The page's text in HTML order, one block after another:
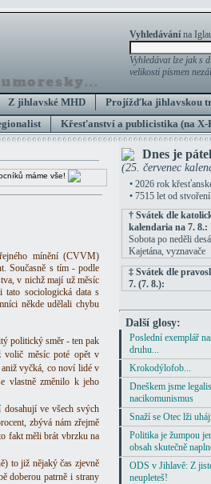
Vyhledávánína
Vyhledávat lze jak s
velikosti písmen
Z jihlavské MHD
Projížďka jihlavskou
Křesťanství a publicistika (na X-
máme vše!
mínění (CVVM)
Současně s tím - podle
v nichž mají už měsíc
sociologická data s
někde udělali chybu
politický směr - ten pak
měsíc poté opět v
vyčká, co noví lidé v
vlastně změnilo k jeho
ve všech svých
zbývá nám zřejmě
fakt měli brát vbrzku na
to již nějaký čas zjevně
doberou patrně i strany
Dnes je
(25. červenec
• 2026 rok
• 7515 let od
† Svátek dle
kalendaria na 7. 8.:
Sobota po neděli
Kajetána, vyznavače
‡ Svátek dle
7. (7. 8.):
Další glosy:
Poslední exemplář
druhu...
Krokodýlofob...
Dneškem jsme
nacikomunismus
Snaží se Otec lži
Politika je žumpou
obsah skutečně
ODS v Jihlavě: Z
neupleteš!